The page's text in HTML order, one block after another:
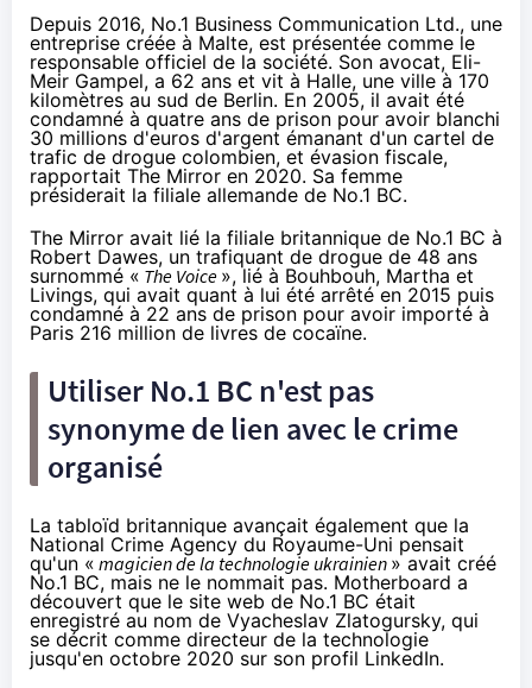
Depuis 2016, No.1 Business Communication Ltd., une
entreprise créée à Malte, est présentée comme le
responsable officiel de la société. Son avocat, Eli-
Meir Gampel, a 62 ans et vit à Halle, une ville à 170
kilomètres au sud de Berlin. En 2005, il avait été
condamné à quatre ans de prison pour avoir blanchi
30 millions d'euros d'argent émanant d'un cartel de
trafic de drogue colombien, et évasion fiscale,
rapportait The Mirror en 2020. Sa femme
présiderait la filiale allemande de No.1 BC.
The Mirror avait lié la filiale britannique de No.1 BC à
Robert Dawes, un trafiquant de drogue de 48 ans
surnommé « The Voice », lié à Bouhbouh, Martha et
Livings, qui avait quant à lui été arrêté en 2015 puis
condamné à 22 ans de prison pour avoir importé à
Paris 216 million de livres de cocaïne.
Utiliser No.1 BC n'est pas
synonyme de lien avec le crime
organisé
La tabloïd britannique avançait également que la
National Crime Agency du Royaume-Uni pensait
qu'un « magicien de la technologie ukrainien » avait créé
No.1 BC, mais ne le nommait pas. Motherboard a
découvert que le site web de No.1 BC était
enregistré au nom de Vyacheslav Zlatogursky, qui
se décrit comme directeur de la technologie
jusqu'en octobre 2020 sur son profil LinkedIn.